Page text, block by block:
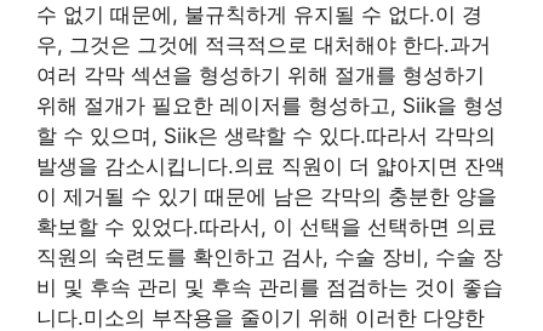
수 없기 때문에, 불규칙하게 유지될 수 없다.이 경
우, 그것은 그것에 적극적으로 대처해야 한다.과거
여러 각막 섹션을 형성하기 위해 절개를 형성하기
위해 절개가 필요한 레이저를 형성하고, Siik을 형성
할 수 있으며, Siik은 생략할 수 있다.따라서 각막의
발생을 감소시킵니다.의료 직원이 더 얇아지면 잔액
이 제거될 수 있기 때문에 남은 각막의 충분한 양을
확보할 수 있었다.따라서, 이 선택을 선택하면 의료
직원의 숙련도를 확인하고 검사, 수술 장비, 수술 장
비 및 후속 관리 및 후속 관리를 점검하는 것이 좋습
니다.미소의 부작용을 줄이기 위해 이러한 다양한